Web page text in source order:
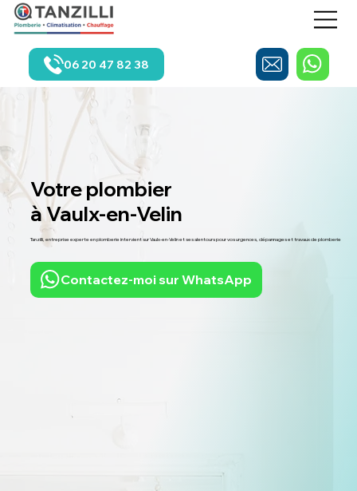
06 20 47 82 38
Votre plombier
à Vaulx-en-Velin
Tanzilli, entreprise experte en plomberie intervient sur Vaulx-en-Velin et ses alentours pour vos urgences, dépannages et travaux de plomberie
Contactez-moi sur WhatsApp